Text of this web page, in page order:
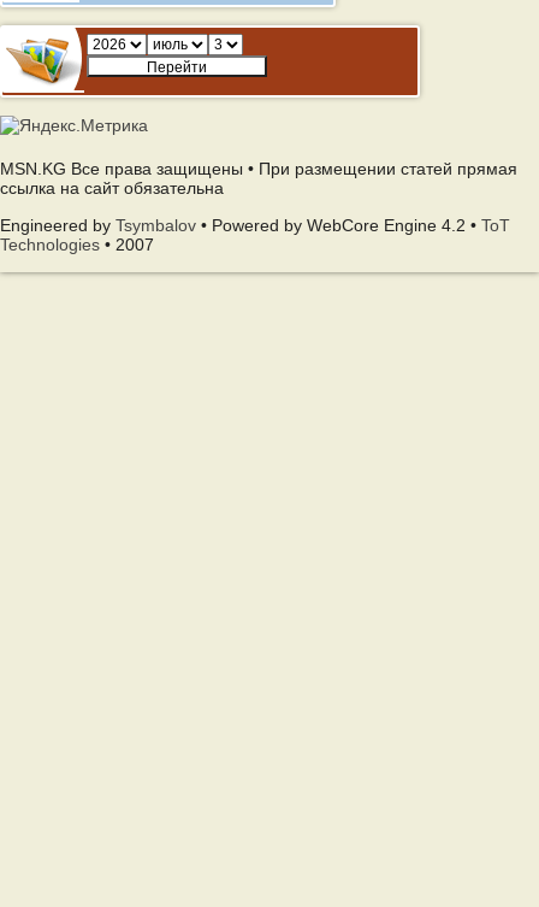
MSN.KG Все права защищены • При размещении статей прямая
ссылка на сайт обязательна
Engineered by Tsymbalov • Powered by WebCore Engine 4.2 • ToT
Technologies • 2007